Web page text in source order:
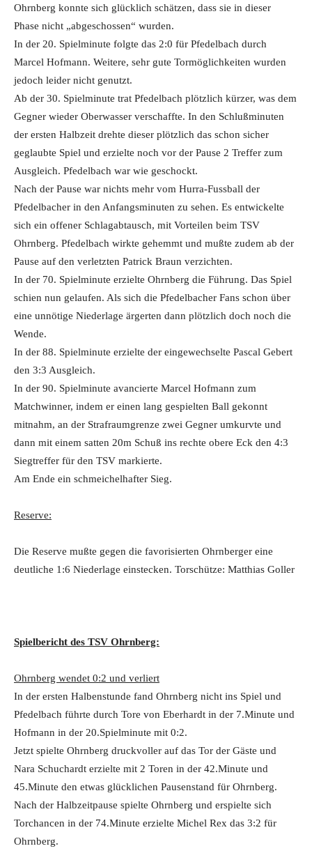
Ohrnberg konnte sich glücklich schätzen, dass sie in dieser
Phase nicht „abgeschossen“ wurden.
In der 20. Spielminute folgte das 2:0 für Pfedelbach durch
Marcel Hofmann. Weitere, sehr gute Tormöglichkeiten wurden
jedoch leider nicht genutzt.
Ab der 30. Spielminute trat Pfedelbach plötzlich kürzer, was dem
Gegner wieder Oberwasser verschaffte. In den Schlußminuten
der ersten Halbzeit drehte dieser plötzlich das schon sicher
geglaubte Spiel und erzielte noch vor der Pause 2 Treffer zum
Ausgleich. Pfedelbach war wie geschockt.
Nach der Pause war nichts mehr vom Hurra-Fussball der
Pfedelbacher in den Anfangsminuten zu sehen. Es entwickelte
sich ein offener Schlagabtausch, mit Vorteilen beim TSV
Ohrnberg. Pfedelbach wirkte gehemmt und mußte zudem ab der
Pause auf den verletzten Patrick Braun verzichten.
In der 70. Spielminute erzielte Ohrnberg die Führung. Das Spiel
schien nun gelaufen. Als sich die Pfedelbacher Fans schon über
eine unnötige Niederlage ärgerten dann plötzlich doch noch die
Wende.
In der 88. Spielminute erzielte der eingewechselte Pascal Gebert
den 3:3 Ausgleich.
In der 90. Spielminute avancierte Marcel Hofmann zum
Matchwinner, indem er einen lang gespielten Ball gekonnt
mitnahm, an der Strafraumgrenze zwei Gegner umkurvte und
dann mit einem satten 20m Schuß ins rechte obere Eck den 4:3
Siegtreffer für den TSV markierte.
Am Ende ein schmeichelhafter Sieg.
Reserve:
Die Reserve mußte gegen die favorisierten Ohrnberger eine
deutliche 1:6 Niederlage einstecken. Torschütze: Matthias Goller
Spielbericht des TSV Ohrnberg:
Ohrnberg wendet 0:2 und verliert
In der ersten Halbenstunde fand Ohrnberg nicht ins Spiel und
Pfedelbach führte durch Tore von Eberhardt in der 7.Minute und
Hofmann in der 20.Spielminute mit 0:2.
Jetzt spielte Ohrnberg druckvoller auf das Tor der Gäste und
Nara Schuchardt erzielte mit 2 Toren in der 42.Minute und
45.Minute den etwas glücklichen Pausenstand für Ohrnberg.
Nach der Halbzeitpause spielte Ohrnberg und erspielte sich
Torchancen in der 74.Minute erzielte Michel Rex das 3:2 für
Ohrnberg.